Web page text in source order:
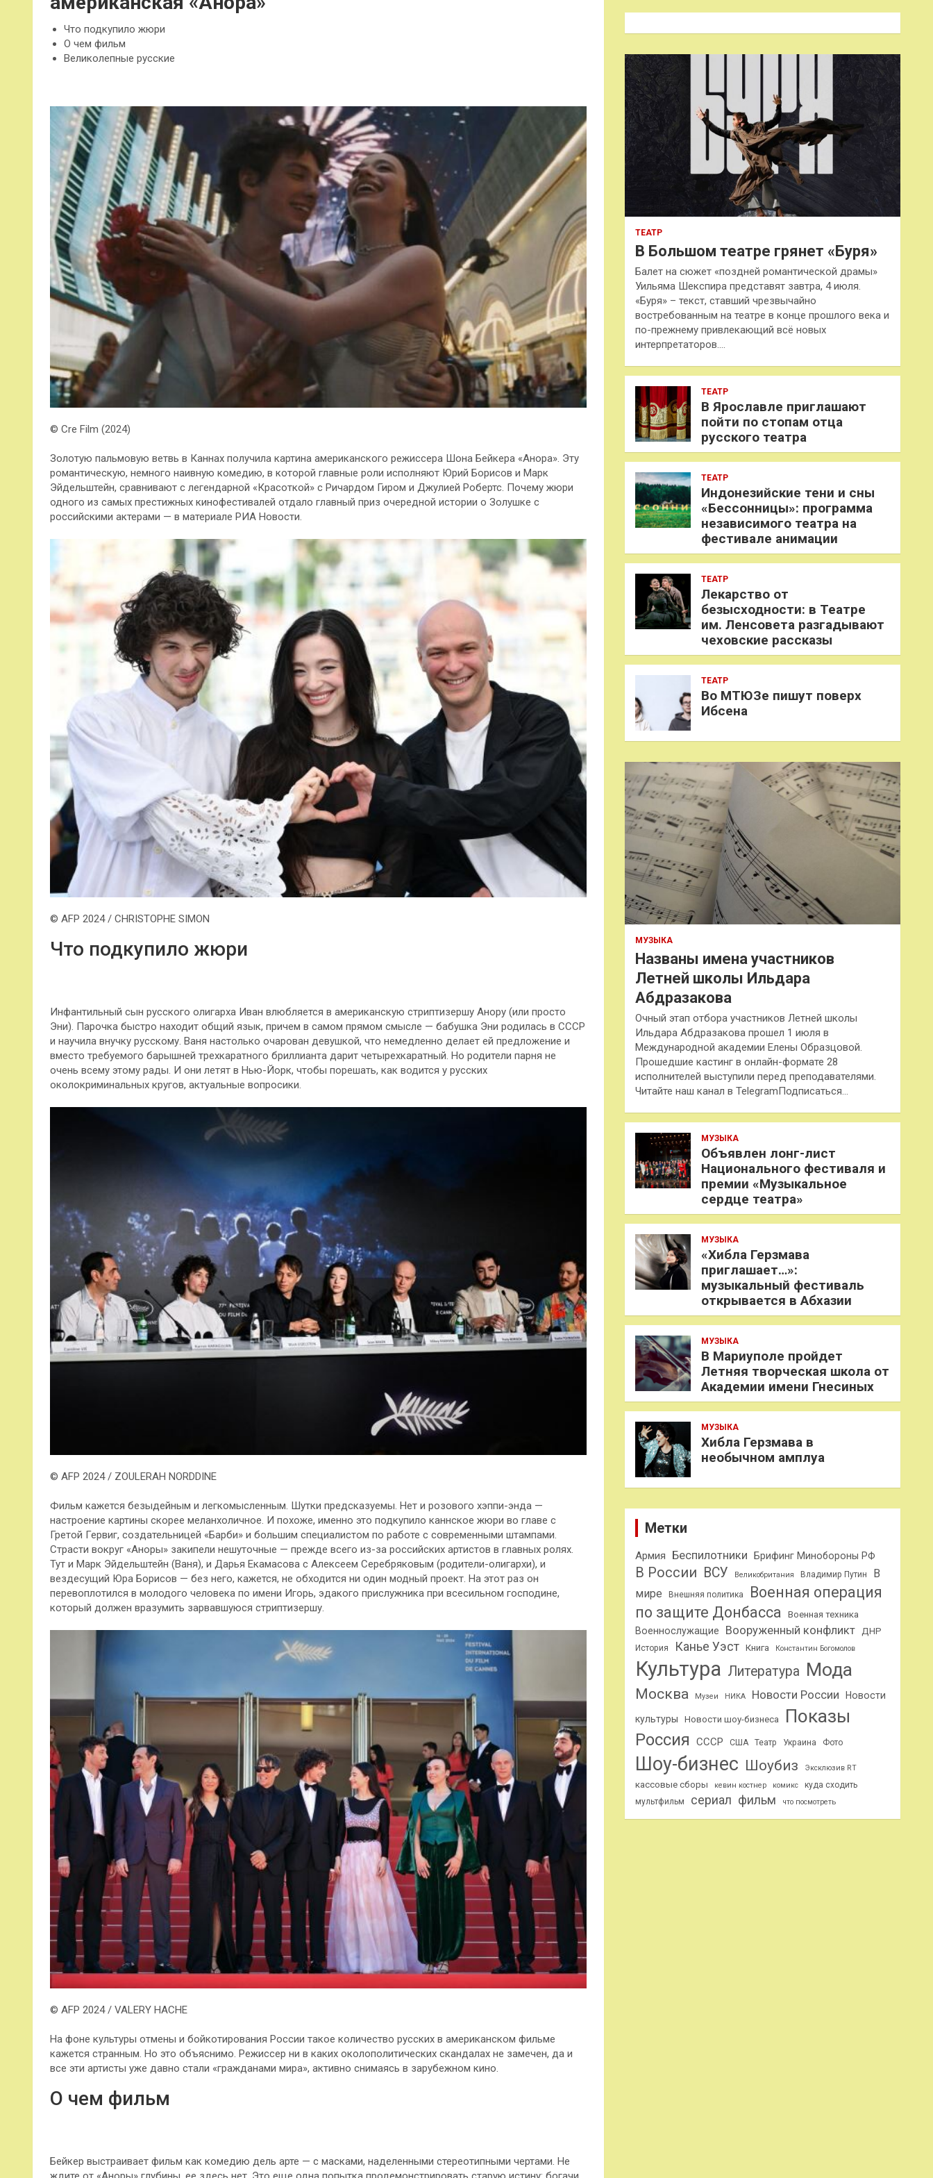
Что подкупило жюри
О чем фильм
Великолепные русские
© Cre Film (2024)
Золотую пальмовую ветвь в Каннах получила картина американского режиссера Шона Бейкера «Анора». Эту
романтическую, немного наивную комедию, в которой главные роли исполняют Юрий Борисов и Марк
Эйдельштейн, сравнивают с легендарной «Красоткой» с Ричардом Гиром и Джулией Робертс. Почему жюри
одного из самых престижных кинофестивалей отдало главный приз очередной истории о Золушке с
российскими актерами — в материале РИА Новости.
© AFP 2024 / CHRISTOPHE SIMON
Что подкупило жюри
Инфантильный сын русского олигарха Иван влюбляется в американскую стриптизершу Анору (или просто
Эни). Парочка быстро находит общий язык, причем в самом прямом смысле — бабушка Эни родилась в СССР
и научила внучку русскому. Ваня настолько очарован девушкой, что немедленно делает ей предложение и
вместо требуемого барышней трехкаратного бриллианта дарит четырехкаратный. Но родители парня не
очень всему этому рады. И они летят в Нью-Йорк, чтобы порешать, как водится у русских
околокриминальных кругов, актуальные вопросики.
© AFP 2024 / ZOULERAH NORDDINE
Фильм кажется безыдейным и легкомысленным. Шутки предсказуемы. Нет и розового хэппи-энда —
настроение картины скорее меланхоличное. И похоже, именно это подкупило каннское жюри во главе с
Гретой Гервиг, создательницей «Барби» и большим специалистом по работе с современными штампами.
Страсти вокруг «Аноры» закипели нешуточные — прежде всего из-за российских артистов в главных ролях.
Тут и Марк Эйдельштейн (Ваня), и Дарья Екамасова с Алексеем Серебряковым (родители-олигархи), и
вездесущий Юра Борисов — без него, кажется, не обходится ни один модный проект. На этот раз он
перевоплотился в молодого человека по имени Игорь, эдакого прислужника при всесильном господине,
который должен вразумить зарвавшуюся стриптизершу.
© AFP 2024 / VALERY HACHE
На фоне культуры отмены и бойкотирования России такое количество русских в американском фильме
кажется странным. Но это объяснимо. Режиссер ни в каких околополитических скандалах не замечен, да и
все эти артисты уже давно стали «гражданами мира», активно снимаясь в зарубежном кино.
О чем фильм
Бейкер выстраивает фильм как комедию дель арте — с масками, наделенными стереотипными чертами. Не
к
ТЕАТР
В Большом театре грянет «Буря»
Балет на сюжет «поздней романтической драмы»
Уильяма Шекспира представят завтра, 4 июля.
«Буря» – текст, ставший чрезвычайно
востребованным на театре в конце прошлого века и
по-прежнему привлекающий всё новых
интерпретаторов.…
ТЕАТР
В Ярославле приглашают
пойти по стопам отца
русского театра
ТЕАТР
Индонезийские тени и сны
«Бессонницы»: программа
независимого театра на
фестивале анимации
ТЕАТР
Лекарство от
безысходности: в Театре
им. Ленсовета разгадывают
чеховские рассказы
ТЕАТР
Во МТЮЗе пишут поверх
Ибсена
МУЗЫКА
Названы имена участников
Летней школы Ильдара
Абдразакова
Очный этап отбора участников Летней школы
Ильдара Абдразакова прошел 1 июля в
Международной академии Елены Образцовой.
Прошедшие кастинг в онлайн-формате 28
исполнителей выступили перед преподавателями.
Читайте наш канал в TelegramПодписаться…
МУЗЫКА
Объявлен лонг-лист
Национального фестиваля и
премии «Музыкальное
сердце театра»
МУЗЫКА
«Хибла Герзмава
приглашает…»:
музыкальный фестиваль
открывается в Абхазии
МУЗЫКА
В Мариуполе пройдет
Летняя творческая школа от
Академии имени Гнесиных
МУЗЫКА
Хибла Герзмава в
необычном амплуа
Метки
Армия Беспилотники Брифинг Минобороны РФ
В России ВСУ Великобритания Владимир Путин
В
мире
Внешняя политика
Военная операция
по защите Донбасса
Военная техника
Военнослужащие Вооруженный конфликт ДНР
История Канье Уэст Книга Константин Богомолов
Культура Литература Мода
Москва Музеи НИКА Новости России Новости
культуры Новости шоу-бизнеса Показы
Россия СССР США Театр Украина Фото
Шоу-бизнес Шоубиз Эксклюзив RT
кассовые сборы кевин костнер комикс
куда сходить
мультфильм
сериал фильм что посмотреть